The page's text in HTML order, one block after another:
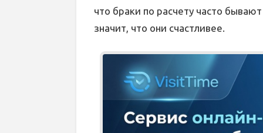
что браки по расчету часто
значит, что они счастливее.